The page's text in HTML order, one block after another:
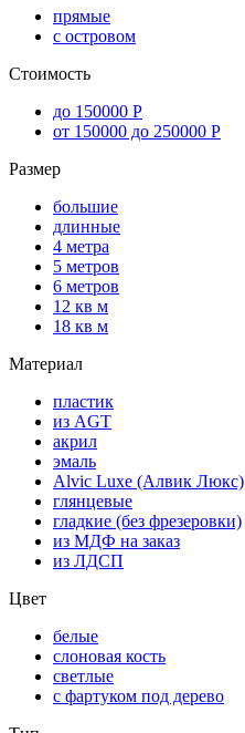
прямые
с островом
Стоимость
до 150000 Р
от 150000 до 250000 Р
Размер
большие
длинные
4 метра
5 метров
6 метров
12 кв м
18 кв м
Материал
пластик
из AGT
акрил
эмаль
Alvic Luxe (Алвик Люкс)
глянцевые
гладкие (без фрезеровки)
из МДФ на заказ
из ЛДСП
Цвет
белые
слоновая кость
светлые
с фартуком под дерево